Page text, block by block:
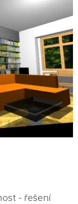
- řešení